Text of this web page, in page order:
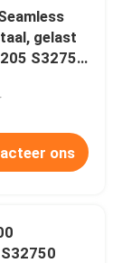
gelast
S32750
ons